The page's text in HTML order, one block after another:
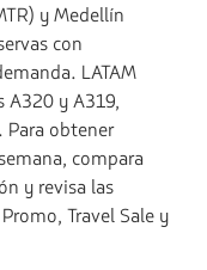
y Medellín
con
LATAM
A320 y A319,
Para obtener
compara
y revisa las
Travel Sale y